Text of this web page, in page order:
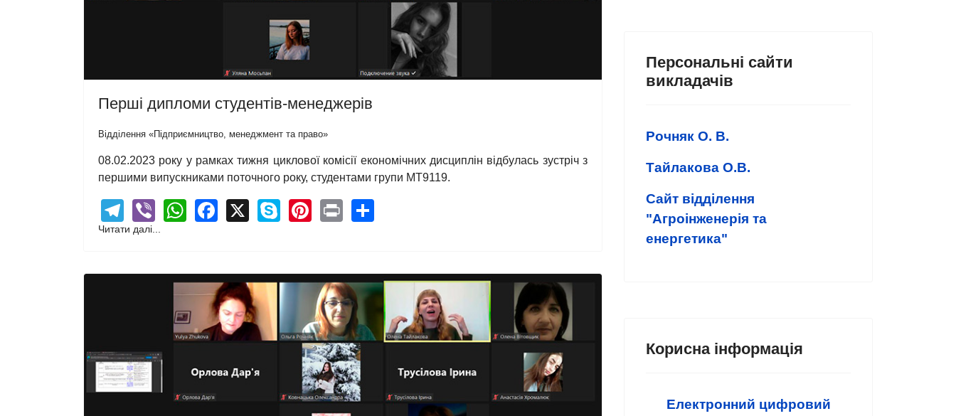
Перші дипломи студентів-менеджерів
Відділення «Підприємництво, менеджмент та право»
08.02.2023 року у рамках тижня циклової комісії економічних дисциплін відбулась зустріч з
першими випускниками поточного року, студентами групи МТ9119.
Telegram
ViberWhatsApp
Facebook
X SkypePinterest
Print
Читати далі...
Персональні сайти
викладачів
Рочняк О. В.
Тайлакова О.В.
Сайт відділення
"Агроінженерія та
енергетика"
Корисна інформація
Електронний цифровий